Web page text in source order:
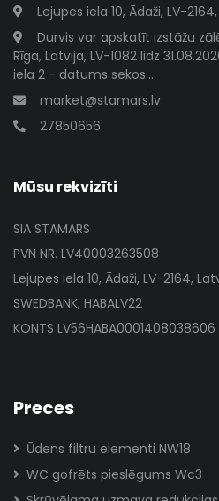
Lejupes iela 10, Ādaži, LV-
Durvis var apskatīt izstāžu
Rīga, Latvija, LV-1082 lidz
iela 2 - datums sekos...
market@stamars.lv
27850656
Mūsu rekvizīti
SIA STAMARS
PVN NR. LV40003263508
Lejupes iela 10, Ādaži, LV-2164,
SWEDBANK, HABALV22
KONTS LV56HABA0001408038606
Preces
Ūdens filtru elementi NW18
WC gofrēts pieslēgums Wc3